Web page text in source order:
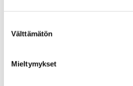
valinta
Välttämätön
Mieltymykset
Kaupunkikehitys